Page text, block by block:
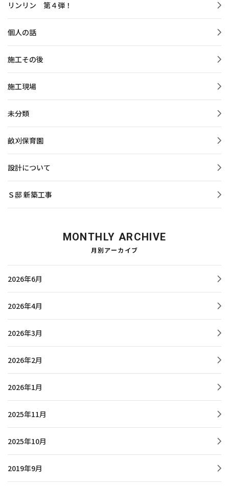
リンリン 第４弾！
個人の話
施工その後
施工現場
未分類
畝刈保育園
設計について
Ｓ邸 新築工事
MONTHLY ARCHIVE
月別アーカイブ
2026年6月
2026年4月
2026年3月
2026年2月
2026年1月
2025年11月
2025年10月
2019年9月